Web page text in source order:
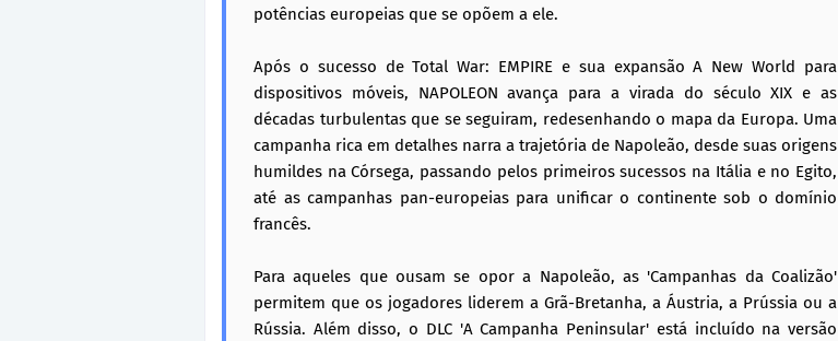
potências europeias que se opõem a ele.
Após o sucesso de Total War: EMPIRE e sua expansão A New World para
dispositivos móveis, NAPOLEON avança para a virada do século XIX e as
décadas turbulentas que se seguiram, redesenhando o mapa da Europa. Uma
campanha rica em detalhes narra a trajetória de Napoleão, desde suas origens
humildes na Córsega, passando pelos primeiros sucessos na Itália e no Egito,
até as campanhas pan-europeias para unificar o continente sob o domínio
francês.
Para aqueles que ousam se opor a Napoleão, as 'Campanhas da Coalizão'
permitem que os jogadores liderem a Grã-Bretanha, a Áustria, a Prússia ou a
Rússia. Além disso, o DLC 'A Campanha Peninsular' está incluído na versão